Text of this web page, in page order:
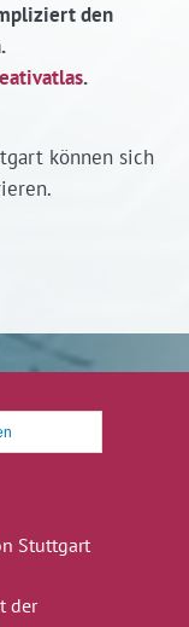
den
.
können sich
Stuttgart
der